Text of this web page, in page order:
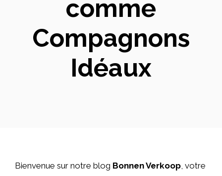
comme
Compagnons
Idéaux
Bienvenue sur notre blog Bonnen Verkoop, votre